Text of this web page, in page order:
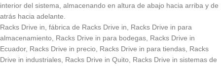
interior del sistema, almacenando en altura de abajo hacia arriba y de
atrás hacia adelante.
Racks Drive in, fábrica de Racks Drive in, Racks Drive in para
almacenamiento, Racks Drive in para bodegas, Racks Drive in
Ecuador, Racks Drive in precio, Racks Drive in para tiendas, Racks
Drive in industriales, Racks Drive in Quito, Racks Drive in sistemas de